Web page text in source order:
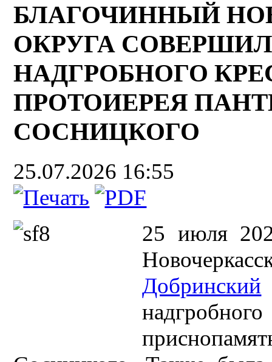
БЛАГОЧИННЫЙ
ОКРУГА
НАДГРОБНОГО
ПРОТОИЕРЕЯ
СОСНИЦКОГО
25.07.2026 16:55
25 июля
Добринский